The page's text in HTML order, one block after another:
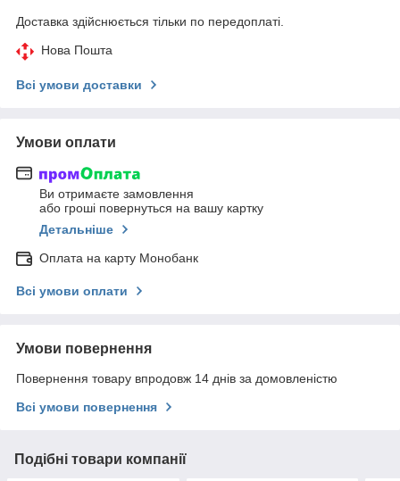
Доставка здійснюється тільки по передоплаті.
Нова Пошта
Всі умови доставки
Умови оплати
Ви отримаєте замовлення
або гроші повернуться на вашу картку
Детальніше
Оплата на карту Монобанк
Всі умови оплати
Умови повернення
Повернення товару впродовж 14 днів за домовленістю
Всі умови повернення
Подібні товари компанії